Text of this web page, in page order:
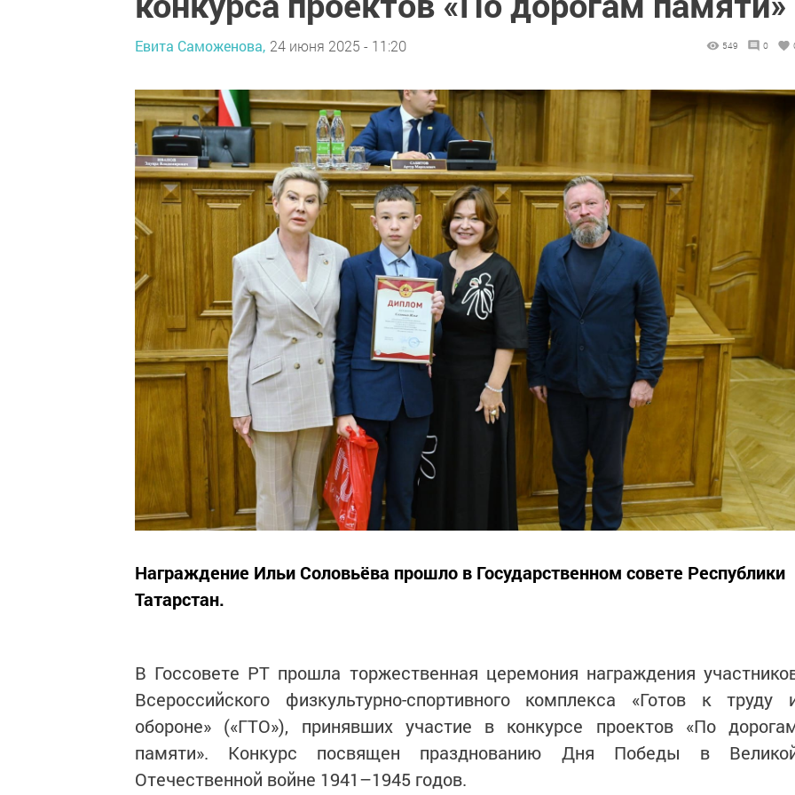
Евита Саможенова, 24 июня 2025 - 11:20 549 0
Награждение Ильи Соловьёва прошло в Государственном совете Республики
Татарстан.
В Госсовете РТ прошла торжественная церемония награждения
Всероссийского физкультурно-спортивного комплекса «Готов к труду
обороне» («ГТО»), принявших участие в конкурсе проектов «По
памяти». Конкурс посвящен празднованию Дня Победы в
Отечественной войне 1941–1945 годов.